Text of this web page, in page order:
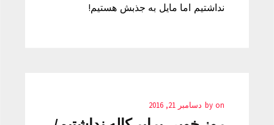
نداشتیم اما مایل به جذبش هستیم!
by on دسامبر 21, 2016